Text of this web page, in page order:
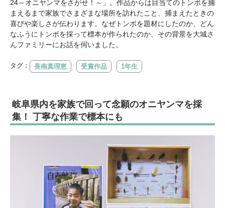
24～オニヤンマをさがせ！～」。作品からは目当てのトンボを捕
まえるまで家族でさまざまな場所を訪れたこと、捕まえたときの
喜びや楽しさが伝わります。なぜトンボを題材にしたのか、どん
なふうにトンボを採って標本が作られたのか、その背景を大城さ
んファミリーにお話を伺いました。
タグ： 長南真理恵 受賞作品 1年生
岐阜県内を家族で回って念願のオニヤンマを採
集！ 丁寧な作業で標本にも